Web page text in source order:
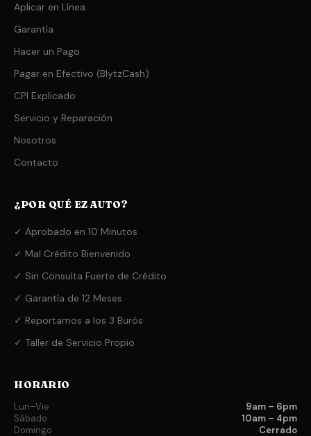
Aplicar en Línea
Garantía
Hacer un Pago
Pagar en Efectivo (BlytzCash)
CPI Explicado
Servicio y Reparación
Nosotros
Contacto
¿POR QUÉ EZ AUTO?
✓ Aprobado en 10 Minutos
✓ Mal Crédito Bienvenido
✓ Sin Consulta Fuerte de Crédito
✓ Garantía de 12 Meses
✓ Reportamos a los 3 Burós
✓ Taller de Servicio Propio
HORARIO
Lun–Vie
9am – 6pm
Sábado
10am – 4pm
Domingo
Cerrado